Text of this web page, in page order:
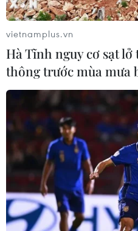
vietnamplus.vn
Hà Tĩnh nguy cơ sạt
thông trước mùa mưa